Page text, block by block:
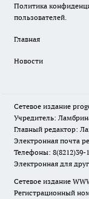
Политика
пользователей.
Главная
Новости
Сетевое издание
Учредитель:
Главный редактор:
Электронная почта
Телефоны: 8(8212)39-
Электронная для
Сетевое издание
Регистрационный